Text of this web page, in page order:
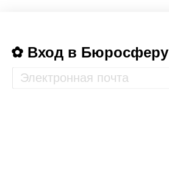
Вход в Бюросферу